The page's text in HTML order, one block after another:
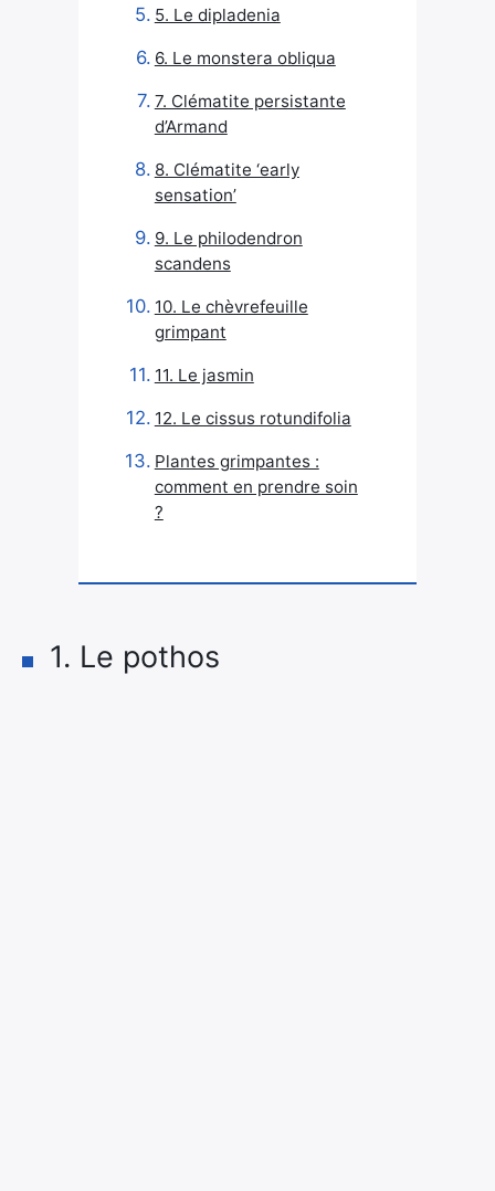
5. Le dipladenia
6. Le monstera obliqua
7. Clématite persistante
d’Armand
8. Clématite ‘early
sensation’
9. Le philodendron
scandens
10. Le chèvrefeuille
grimpant
11. Le jasmin
12. Le cissus rotundifolia
Plantes grimpantes :
comment en prendre soin
?
1. Le pothos